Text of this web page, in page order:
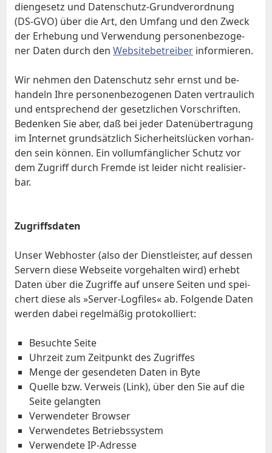
di­en­ge­setz und Da­ten­schutz-Grund­ver­ord­nung
(DS-GVO) über die Art, den Um­fang und den Zweck
der Er­he­bung und Ver­wen­dung per­so­nen­be­zo­ge­
ner Da­ten durch den Web­site­be­trei­ber in­for­mie­ren.
Wir neh­men den Da­ten­schutz sehr ernst und be­
han­deln Ih­re per­so­nen­be­zo­ge­nen Da­ten ver­trau­lich
und ent­spre­chend der ge­setz­li­chen Vor­schrif­ten.
Be­den­ken Sie aber, daß bei je­der Da­ten­über­tra­gung
im In­ter­net grund­sätz­lich Si­cher­heits­lü­cken vor­han­
den sein kön­nen. Ein voll­um­fäng­li­cher Schutz vor
dem Zu­griff durch Frem­de ist lei­der nicht rea­li­sier­
bar.
Zu­griffs­da­ten
Un­ser Web­hos­ter (al­so der Dienst­leis­ter, auf des­sen
Ser­vern die­se Web­sei­te vor­ge­hal­ten wird) er­hebt
Da­ten über die Zu­grif­fe auf un­se­re Sei­ten und spei­
chert die­se als »Ser­ver-Log­files« ab. Fol­gen­de Da­ten
wer­den da­bei re­gel­mä­ßig pro­to­kol­liert:
Be­such­te Sei­te
Uhr­zeit zum Zeit­punkt des Zu­grif­fes
Men­ge der ge­sen­de­ten Da­ten in Byte
Quel­le bzw. Ver­weis (Link), über den Sie auf die
Sei­te ge­lang­ten
Ver­wen­de­ter Brow­ser
Ver­wen­de­tes Be­triebs­sys­tem
Ver­wen­de­te IP-Adres­se